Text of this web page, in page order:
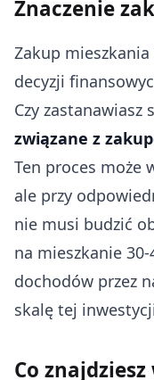
Znaczenie
Zakup
decyzji
Czy zastanawiasz
związane z
Ten proces może
ale przy
nie musi budzić
na mieszkanie
dochodów przez
skalę tej
Co